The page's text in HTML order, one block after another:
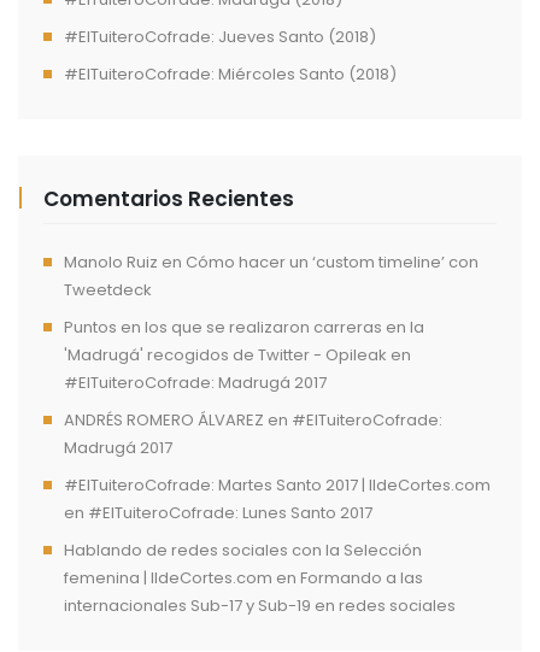
#ElTuiteroCofrade: Jueves Santo (2018)
#ElTuiteroCofrade: Miércoles Santo (2018)
Comentarios Recientes
Manolo Ruiz en Cómo hacer un ‘custom timeline’ con
Tweetdeck
Puntos en los que se realizaron carreras en la
'Madrugá' recogidos de Twitter - Opileak en
#ElTuiteroCofrade: Madrugá 2017
ANDRÉS ROMERO ÁLVAREZ en #ElTuiteroCofrade:
Madrugá 2017
#ElTuiteroCofrade: Martes Santo 2017 | IldeCortes.com
en #ElTuiteroCofrade: Lunes Santo 2017
Hablando de redes sociales con la Selección
femenina | IldeCortes.com en Formando a las
internacionales Sub-17 y Sub-19 en redes sociales